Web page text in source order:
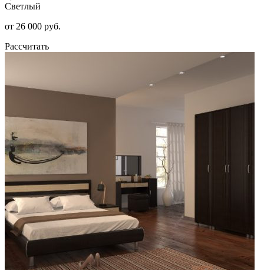
Светлый
от 26 000 руб.
Рассчитать